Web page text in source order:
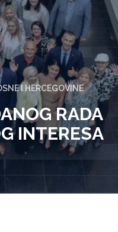
I HERCEGOVINE
RADA
INTERESA